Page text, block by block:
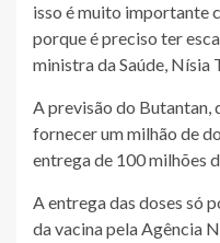
isso é muito importante
porque é preciso ter
ministra da Saúde, Nísia
A previsão do Butantan,
fornecer um milhão de
entrega de 100 milhões
A entrega das doses só
da vacina pela Agência